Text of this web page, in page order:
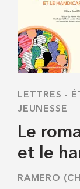
LETTRES -
JEUNESSE
Le
et le
RAMERO